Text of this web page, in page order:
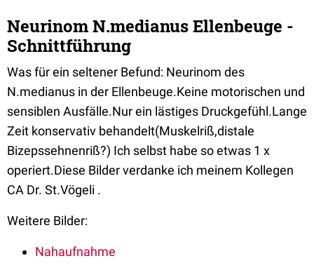
Neurinom N.medianus Ellenbeuge -
Schnittführung
Was für ein seltener Befund: Neurinom des
N.medianus in der Ellenbeuge.Keine motorischen und
sensiblen Ausfälle.Nur ein lästiges Druckgefühl.Lange
Zeit konservativ behandelt(Muskelriß,distale
Bizepssehnenriß?) Ich selbst habe so etwas 1 x
operiert.Diese Bilder verdanke ich meinem Kollegen
CA Dr. St.Vögeli .
Weitere Bilder:
Nahaufnahme